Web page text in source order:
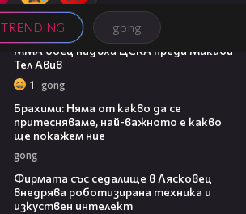
TRENDING gong
ММА боец надъха ЦСКА преди Макаби
Тел Авив
1 gong
Брахими: Няма от какво да се
притесняваме, най-важното е какво
ще покажем ние
gong
Фирмата със седалище в Лясковец
внедрява роботизирана техника и
изкуствен интелект